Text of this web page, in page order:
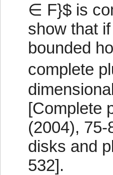
∈ F}$ is
show that
bounded
complete
[Complete
(2004),
disks and
532].